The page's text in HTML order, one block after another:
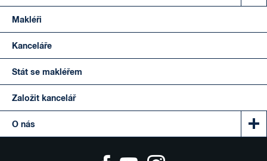
Makléři
Kanceláře
Stát se makléřem
Založit kancelář
O nás